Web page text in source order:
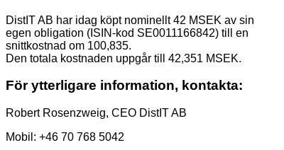
DistIT AB har idag köpt nominellt 42 MSEK av sin
egen obligation (ISIN-kod SE0011166842) till en
snittkostnad om 100,835.
Den totala kostnaden uppgår till 42,351 MSEK.
För ytterligare information, kontakta:
Robert Rosenzweig, CEO DistIT AB
Mobil: +46 70 768 5042